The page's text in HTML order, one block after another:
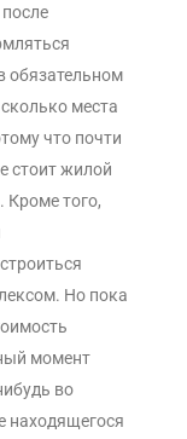
обязательном
места
что почти
стоит жилой
Кроме того,
Но пока
момент
во
находящегося